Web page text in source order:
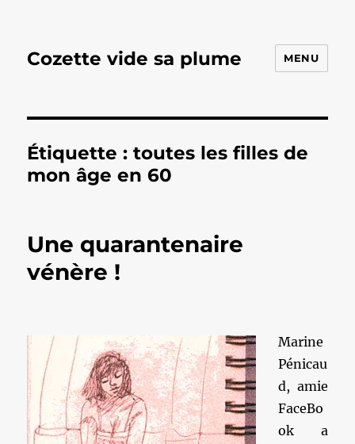
Cozette vide sa plume MENU
Étiquette :toutes les filles de
mon âge en 60
Une quarantenaire
vénère !
Marine
Pénicau
d, amie
FaceBo
ok a